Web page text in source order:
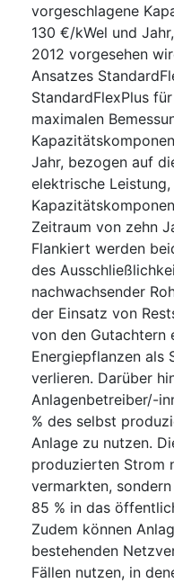
vorgeschlagene
130 €/kWel und
2012 vorgesehen
Ansatzes
StandardFlexPlus
maximalen
Jahr, bezogen auf
elektrische
Zeitraum von zehn
Flankiert werden
des
nachwachsender
der Einsatz von
von den Gutachtern
Energiepflanzen als
verlieren. Darüber
Anlagenbetreiber/-
% des selbst
Anlage zu nutzen.
produzierten Strom
vermarkten,
85 % in das
Zudem können
bestehenden
Fällen nutzen, in